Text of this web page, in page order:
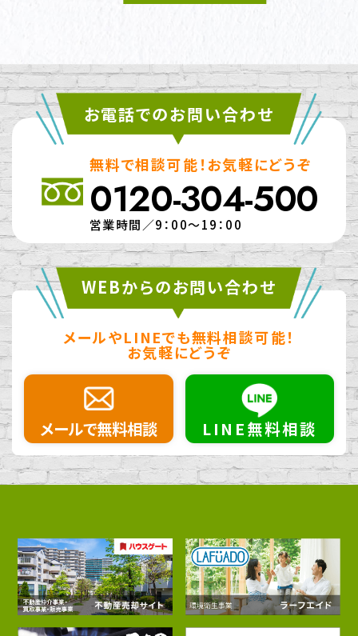
お電話でのお問い合わせ
無料で相談可能！お気軽にどうぞ
0120-304-500
営業時間／9：00～19：00
WEBからのお問い合わせ
メールやLINEでも無料相談可能！
お気軽にどうぞ
メールで無料相談 LINE無料相談